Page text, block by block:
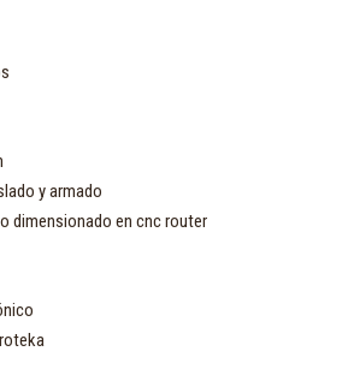
y armado
dimensionado en cnc router